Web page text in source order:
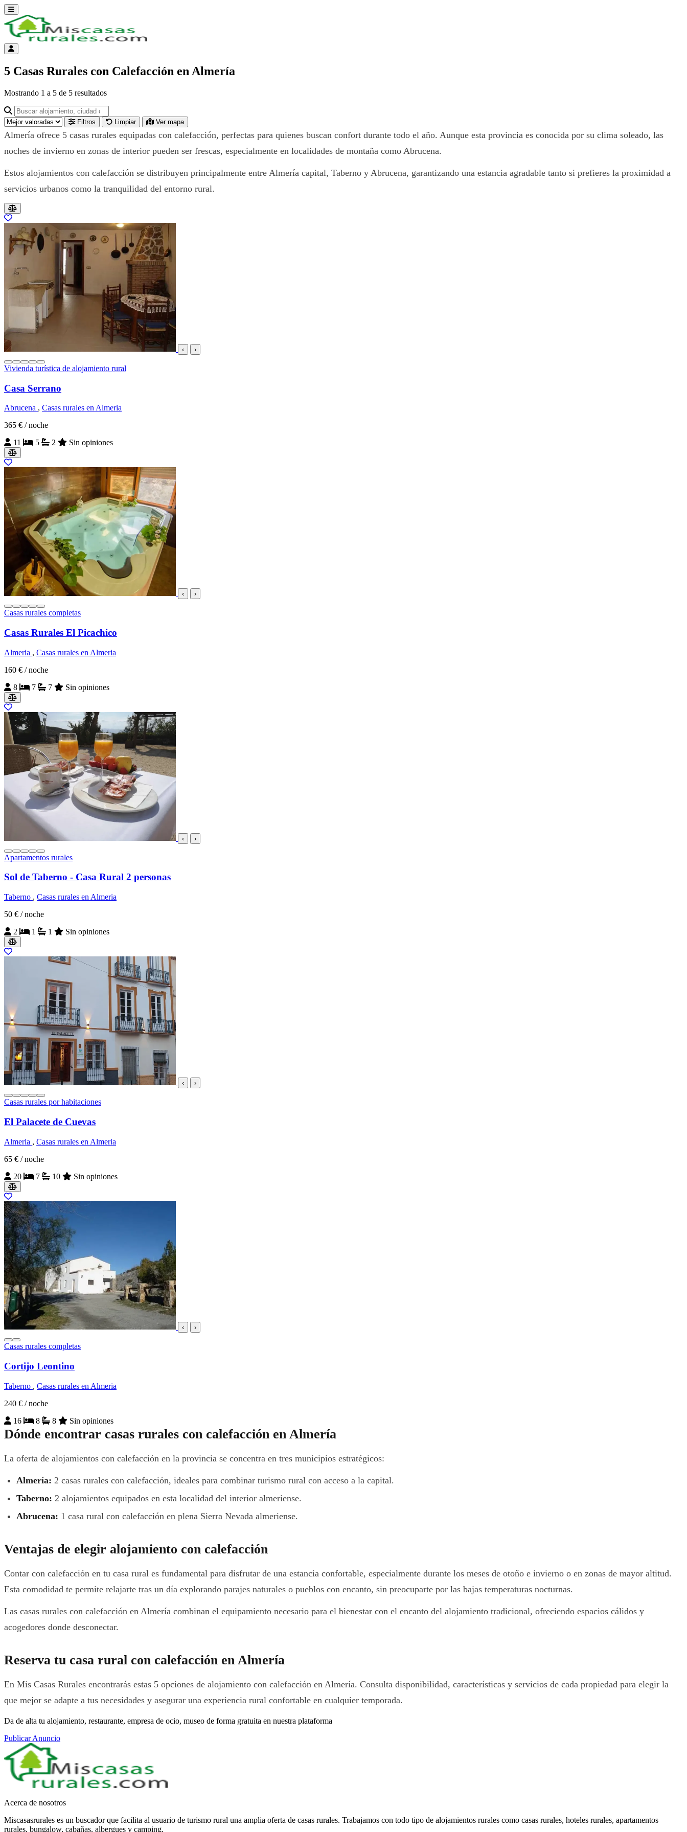
Abrir menú
Menú de cuenta
5 Casas Rurales con Calefacción en Almería
Mostrando 1 a 5 de 5 resultados
Buscar alojamiento, ciudad o provincia para ir a su página
Filtros Limpiar Ver mapa
Almería ofrece 5 casas rurales equipadas con calefacción, perfectas para quienes buscan confort durante todo el año. Aunque esta provincia es conocida por su clima soleado, las
noches de invierno en zonas de interior pueden ser frescas, especialmente en localidades de montaña como Abrucena.
Estos alojamientos con calefacción se distribuyen principalmente entre Almería capital, Taberno y Abrucena, garantizando una estancia agradable tanto si prefieres la proximidad a
servicios urbanos como la tranquilidad del entorno rural.
Resultados del listado
‹ ›
Vivienda turística de alojamiento rural
Casa Serrano
Abrucena , Casas rurales en Almeria
365 € / noche
11
5 2 Sin opiniones
‹ ›
Casas rurales completas
Casas Rurales El Picachico
Almeria , Casas rurales en Almeria
160 € / noche
8
7 7 Sin opiniones
‹ ›
Apartamentos rurales
Sol de Taberno - Casa Rural 2 personas
Taberno , Casas rurales en Almeria
50 € / noche
2
1 1 Sin opiniones
‹ ›
Casas rurales por habitaciones
El Palacete de Cuevas
Almeria , Casas rurales en Almeria
65 € / noche
20
7 10 Sin opiniones
‹ ›
Casas rurales completas
Cortijo Leontino
Taberno , Casas rurales en Almeria
240 € / noche
16
8 8 Sin opiniones
Dónde encontrar casas rurales con calefacción en Almería
La oferta de alojamientos con calefacción en la provincia se concentra en tres municipios estratégicos:
Almería: 2 casas rurales con calefacción, ideales para combinar turismo rural con acceso a la capital.
Taberno: 2 alojamientos equipados en esta localidad del interior almeriense.
Abrucena: 1 casa rural con calefacción en plena Sierra Nevada almeriense.
Ventajas de elegir alojamiento con calefacción
Contar con calefacción en tu casa rural es fundamental para disfrutar de una estancia confortable, especialmente durante los meses de otoño e invierno o en zonas de mayor altitud.
Esta comodidad te permite relajarte tras un día explorando parajes naturales o pueblos con encanto, sin preocuparte por las bajas temperaturas nocturnas.
Las casas rurales con calefacción en Almería combinan el equipamiento necesario para el bienestar con el encanto del alojamiento tradicional, ofreciendo espacios cálidos y
acogedores donde desconectar.
Reserva tu casa rural con calefacción en Almería
En Mis Casas Rurales encontrarás estas 5 opciones de alojamiento con calefacción en Almería. Consulta disponibilidad, características y servicios de cada propiedad para elegir la
que mejor se adapte a tus necesidades y asegurar una experiencia rural confortable en cualquier temporada.
Da de alta tu alojamiento, restaurante, empresa de ocio, museo de forma gratuita en nuestra plataforma
Publicar Anuncio
Acerca de nosotros
Miscasasrurales es un buscador que facilita al usuario de turismo rural una amplia oferta de casas rurales. Trabajamos con todo tipo de alojamientos rurales como casas rurales, hoteles rurales, apartamentos
rurales, bungalow, cabañas, albergues y camping.